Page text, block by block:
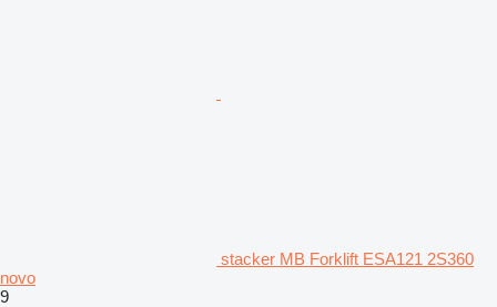
stacker MB Forklift ESA121 2S360
novo
9